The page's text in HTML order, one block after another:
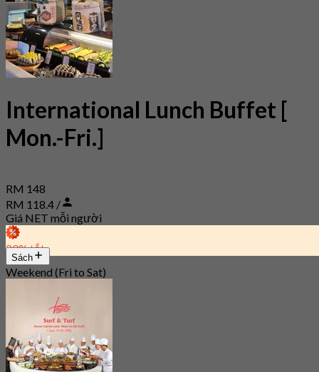
International Lunch Buffet [
Mon.-Fri.]
RM 148
RM 118.4 /
Giá NET mỗi người
20% tắt
Sách
Weekend (Fri to Sat)